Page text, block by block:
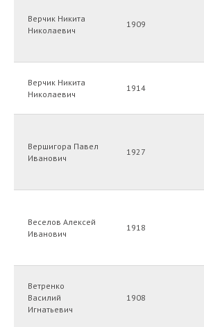
Верчик Никита
Николаевич
1909
Верчик Никита
Николаевич
1914
Вершигора Павел
Иванович
1927
Веселов Алексей
Иванович
1918
Ветренко
Василий
Игнатьевич
1908